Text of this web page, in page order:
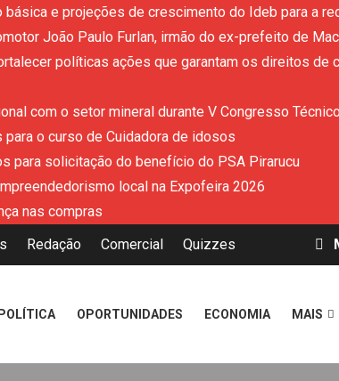
básica e projeções de crescimento do Ideb para a
João Paulo Furlan, irmão do ex-prefeito de
políticas ações que garantam os direitos de
com o setor mineral durante V Congresso
o curso de Cuidadora de idosos
para solicitação do benefício do PSA Pirarucu
local na Expofeira 2026
nas compras
Redação Comercial Quizzes
POLÍTICA OPORTUNIDADES ECONOMIA MAIS